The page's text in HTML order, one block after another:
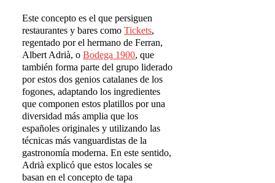
Este concepto es el que persiguen
restaurantes y bares comoTickets,
regentado por el hermano de Ferran,
Albert Adrià, oBodega 1900, que
también forma parte del grupo liderado
por estos dos genios catalanes de los
fogones, adaptando los ingredientes
que componen estos platillos por una
diversidad más amplia que los
españoles originales y utilizando las
técnicas más vanguardistas de la
gastronomía moderna. En este sentido,
Adrià explicó que estos locales se
basan en el concepto de tapa